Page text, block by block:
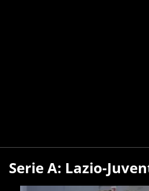
Serie A: Lazio-